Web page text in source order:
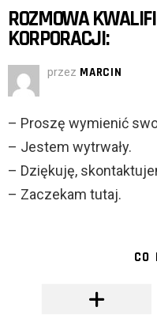
ROZMOWA
KORPORACJI:
przez MARCIN
– Proszę wymienić
– Jestem wytrwały.
– Dziękuję,
– Zaczekam tutaj.
CO